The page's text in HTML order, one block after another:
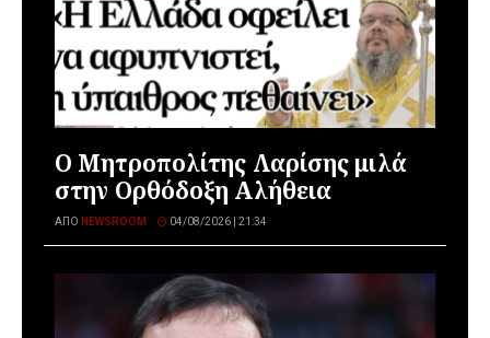
Ο Μητροπολίτης Λαρίσης μιλά
στην Ορθόδοξη Αλήθεια
ΑΠΌ NEWSROOM 04/08/2026 | 21:34